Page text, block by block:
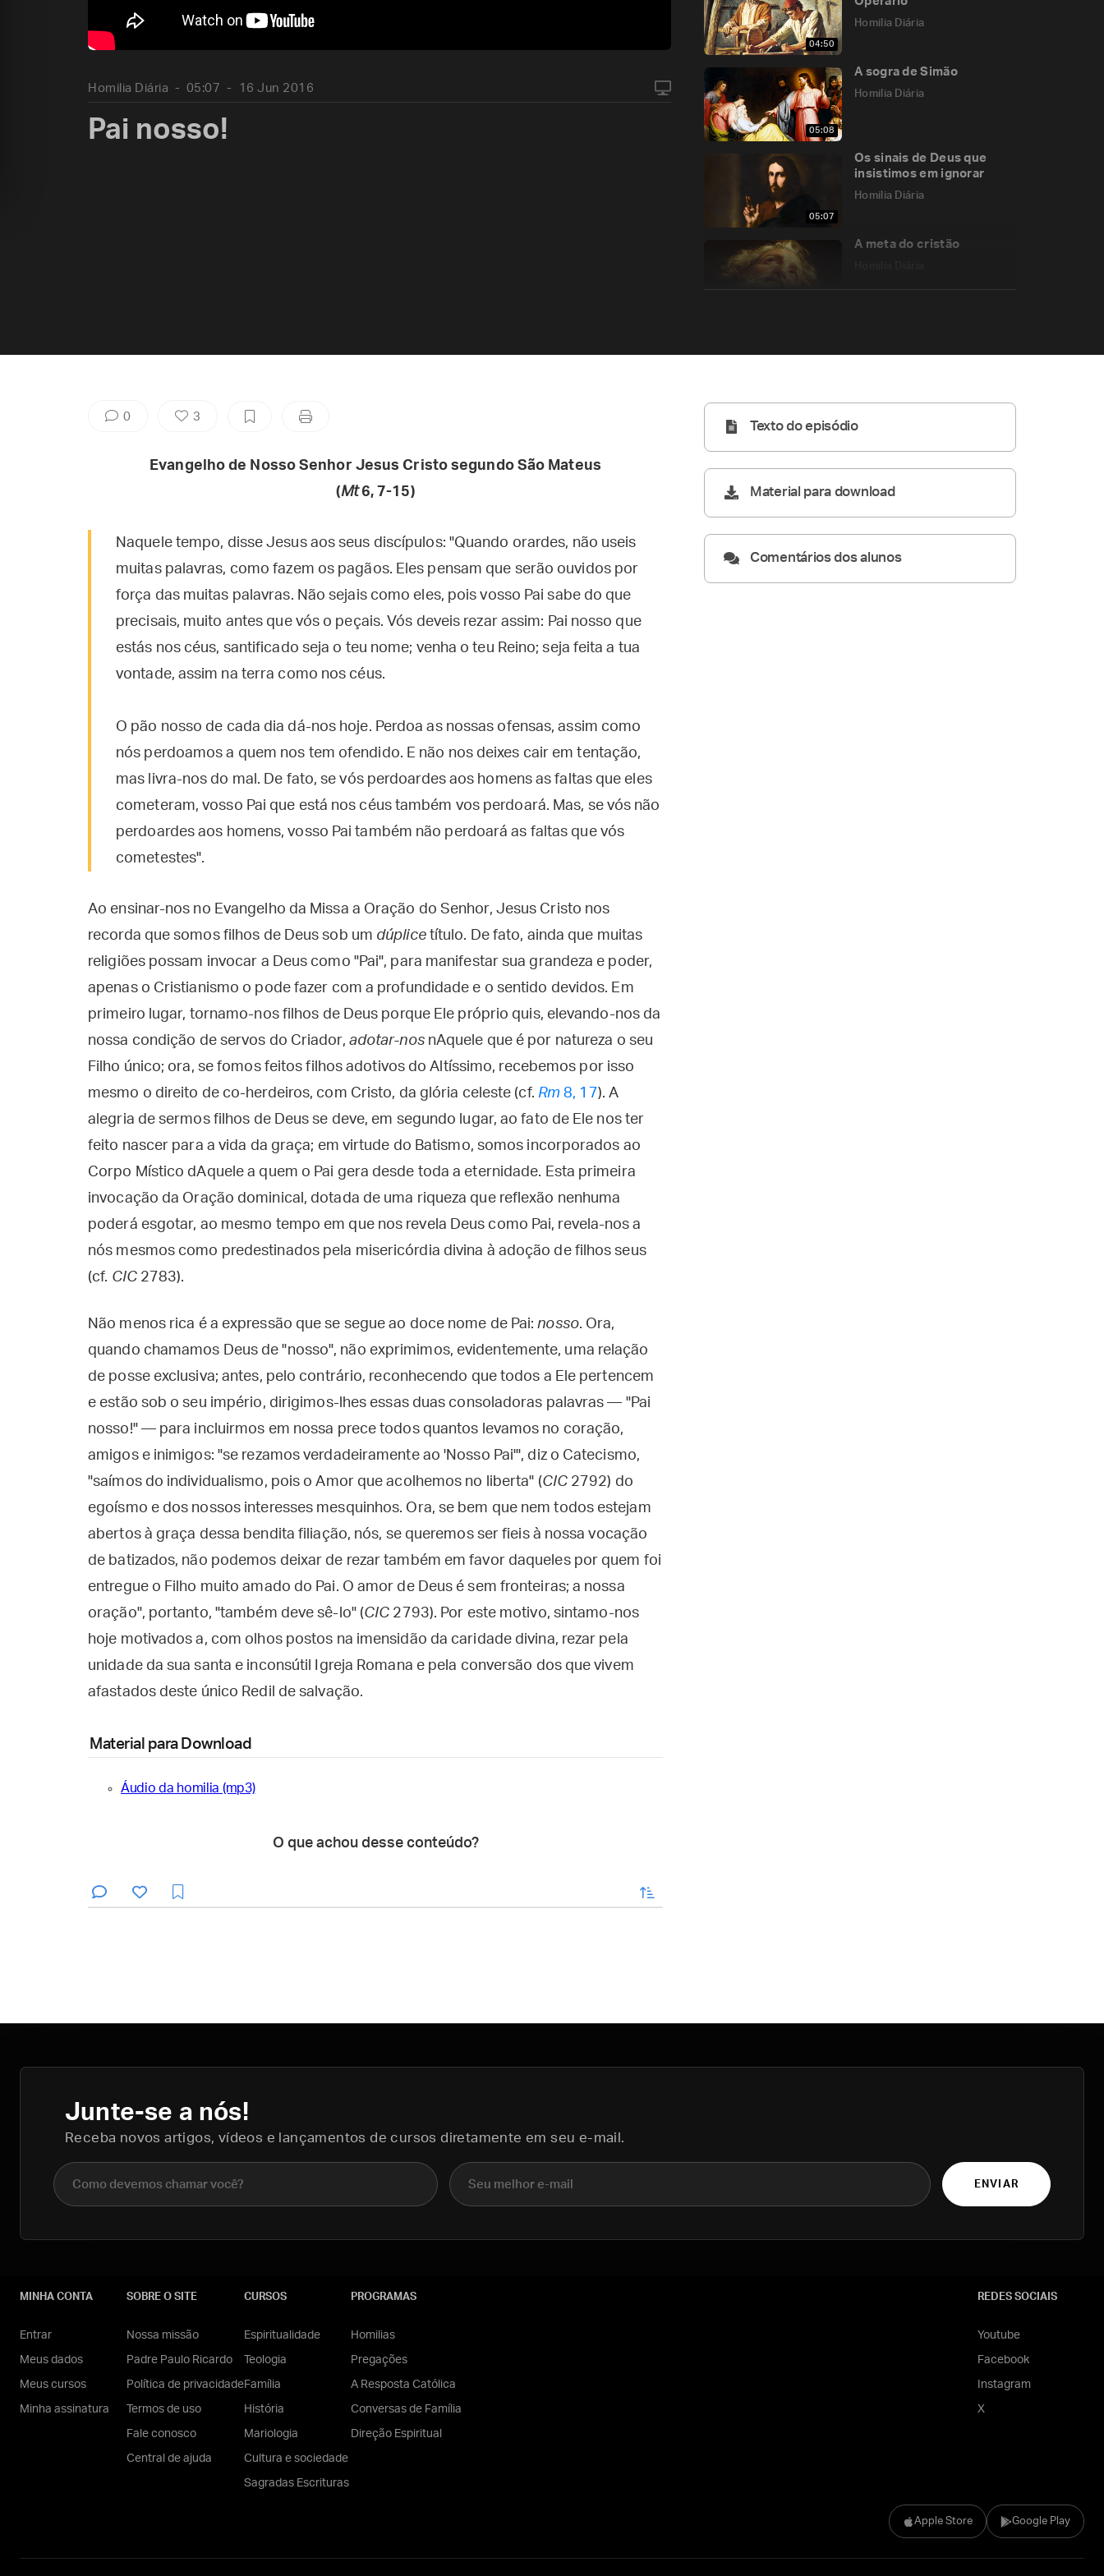
04:50
Homilia Diária
05:08
A sogra de Simão
Homilia Diária
05:07
Os sinais de Deus que
insistimos em ignorar
Homilia Diária
A meta do cristão
Homilia Diária 05:07 16 Jun 2016
Pai nosso!
0 3
Evangelho de Nosso Senhor Jesus Cristo segundo São Mateus
(Mt6, 7-15)
Naquele tempo, disse Jesus aos seus discípulos: "Quando orardes, não useis
muitas palavras, como fazem os pagãos. Eles pensam que serão ouvidos por
força das muitas palavras. Não sejais como eles, pois vosso Pai sabe do que
precisais, muito antes que vós o peçais. Vós deveis rezar assim: Pai nosso que
estás nos céus, santificado seja o teu nome; venha o teu Reino; seja feita a tua
vontade, assim na terra como nos céus.
O pão nosso de cada dia dá-nos hoje. Perdoa as nossas ofensas, assim como
nós perdoamos a quem nos tem ofendido. E não nos deixes cair em tentação,
mas livra-nos do mal. De fato, se vós perdoardes aos homens as faltas que eles
cometeram, vosso Pai que está nos céus também vos perdoará. Mas, se vós não
perdoardes aos homens, vosso Pai também não perdoará as faltas que vós
cometestes".
Ao ensinar-nos no Evangelho da Missa a Oração do Senhor, Jesus Cristo nos
recorda que somos filhos de Deus sob um dúplicetítulo. De fato, ainda que muitas
religiões possam invocar a Deus como "Pai", para manifestar sua grandeza e poder,
apenas o Cristianismo o pode fazer com a profundidade e o sentido devidos. Em
primeiro lugar, tornamo-nos filhos de Deus porque Ele próprio quis, elevando-nos da
nossa condição de servos do Criador, adotar-nosnAquele que é por natureza o seu
Filho único; ora, se fomos feitos filhos adotivos do Altíssimo, recebemos por isso
mesmo o direito de co-herdeiros, com Cristo, da glória celeste (cf. Rm 8, 17). A
alegria de sermos filhos de Deus se deve, em segundo lugar, ao fato de Ele nos ter
feito nascer para a vida da graça; em virtude do Batismo, somos incorporados ao
Corpo Místico dAquele a quem o Pai gera desde toda a eternidade. Esta primeira
invocação da Oração dominical, dotada de uma riqueza que reflexão nenhuma
poderá esgotar, ao mesmo tempo em que nos revela Deus como Pai, revela-nos a
nós mesmos como predestinados pela misericórdia divina à adoção de filhos seus
(cf. CIC2783).
Não menos rica é a expressão que se segue ao doce nome de Pai:nosso. Ora,
quando chamamos Deus de "nosso", não exprimimos, evidentemente, uma relação
de posse exclusiva; antes, pelo contrário, reconhecendo que todos a Ele pertencem
e estão sob o seu império, dirigimos-lhes essas duas consoladoras palavras — "Pai
nosso!" — para incluirmos em nossa prece todos quantos levamos no coração,
amigos e inimigos: "se rezamos verdadeiramente ao 'Nosso Pai'", diz o Catecismo,
"saímos do individualismo, pois o Amor que acolhemos no liberta" (CIC2792) do
egoísmo e dos nossos interesses mesquinhos. Ora, se bem que nem todos estejam
abertos à graça dessa bendita filiação, nós, se queremos ser fieis à nossa vocação
de batizados, não podemos deixar de rezar também em favor daqueles por quem foi
entregue o Filho muito amado do Pai. O amor de Deus é sem fronteiras; a nossa
oração", portanto, "também deve sê-lo" (CIC 2793). Por este motivo, sintamo-nos
hoje motivados a, com olhos postos na imensidão da caridade divina, rezar pela
unidade da sua santa e inconsútil Igreja Romana e pela conversão dos que vivem
afastados deste único Redil de salvação.
Material para Download
Áudio da homilia (mp3)
O que achou desse conteúdo?
enviar
Texto do episódio
Material para download
Comentários dos alunos
Junte-se a nós!
Receba novos artigos, vídeos e lançamentos de cursos diretamente em seu e-mail.
Nome completo E-mail
ENVIAR
Apple Store Google Play
MINHA CONTA
Entrar
Meus dados
Meus cursos
Minha assinatura
SOBRE O SITE
Nossa missão
Padre Paulo Ricardo
Política de privacidade
Termos de uso
Fale conosco
Central de ajuda
CURSOS
Espiritualidade
Teologia
Família
História
Mariologia
Cultura e sociedade
Sagradas Escrituras
PROGRAMAS
Homilias
Pregações
A Resposta Católica
Conversas de Família
Direção Espiritual
REDES SOCIAIS
Youtube
Facebook
Instagram
X